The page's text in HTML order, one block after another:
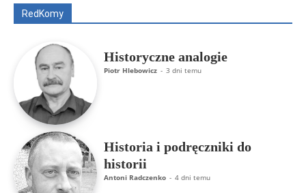
RedKomy
Historyczne analogie
Piotr Hlebowicz - 3 dni temu
Historia i podręczniki do
historii
Antoni Radczenko - 4 dni temu